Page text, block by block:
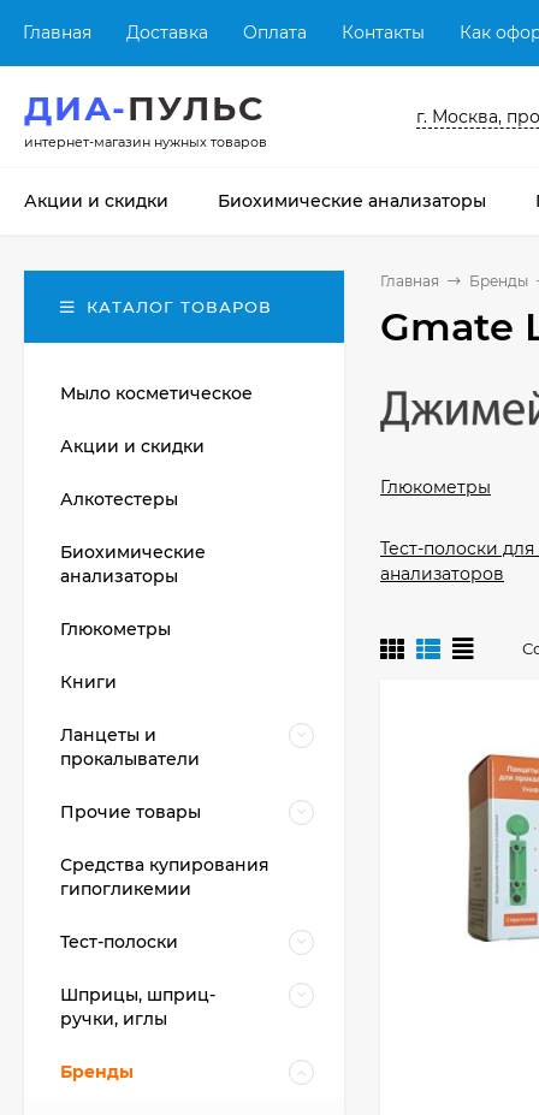
Главная Доставка Оплата Контакты Как
ДИА-ПУЛЬС
интернет-магазин нужных товаров
г. Москва,
Акции и скидки Биохимические анализаторы
Главная Бренды
Gmate
Глюкометры
Тест-полоски
анализаторов
КАТАЛОГ ТОВАРОВ
Мыло косметическое
Акции и скидки
Алкотестеры
Биохимические
анализаторы
Глюкометры
Книги
Ланцеты и
прокалыватели
Прочие товары
Средства купирования
гипогликемии
Тест-полоски
Шприцы, шприц-
ручки, иглы
Бренды